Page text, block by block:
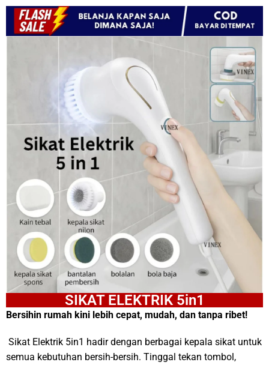
SIKAT ELEKTRIK 5in1
Bersihin rumah kini lebih cepat, mudah, dan tanpa ribet!
Sikat Elektrik 5in1 hadir dengan berbagai kepala sikat untuk
semua kebutuhan bersih-bersih. Tinggal tekan tombol,